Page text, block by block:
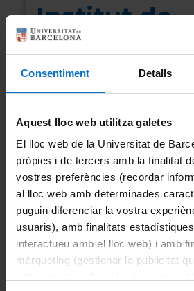
Consentiment Detalls
Aquest lloc web utilitza galetes
El lloc web de la Universitat de
pròpies i de tercers amb la finalitat
vostres preferències (recordar
al lloc web amb determinades
puguin diferenciar la vostra
usuaris), amb finalitats
interactueu amb el lloc web) i amb
màrqueting (gestionar la publicitat
Institut de
Recerca
(TransJus)
Col·lectiu:PDI i PTGAS
Data de votació: 17/
Tancat
Convocatòria